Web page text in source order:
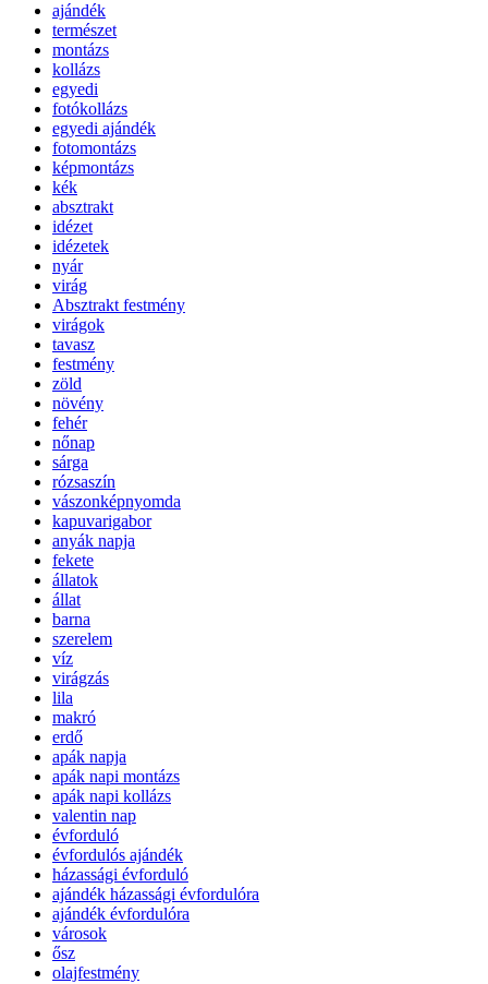
ajándék
természet
montázs
kollázs
egyedi
fotókollázs
egyedi ajándék
fotomontázs
képmontázs
kék
absztrakt
idézet
idézetek
nyár
virág
Absztrakt festmény
virágok
tavasz
festmény
zöld
növény
fehér
nőnap
sárga
rózsaszín
vászonképnyomda
kapuvarigabor
anyák napja
fekete
állatok
állat
barna
szerelem
víz
virágzás
lila
makró
erdő
apák napja
apák napi montázs
apák napi kollázs
valentin nap
évforduló
évfordulós ajándék
házassági évforduló
ajándék házassági évfordulóra
ajándék évfordulóra
városok
ősz
olajfestmény